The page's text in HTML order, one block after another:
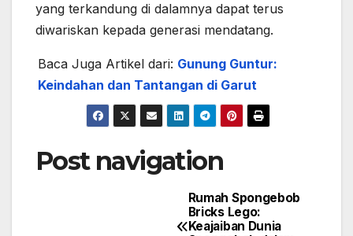
yang terkandung di dalamnya dapat terus
diwariskan kepada generasi mendatang.
Baca Juga Artikel dari: Gunung Guntur:
Keindahan dan Tantangan di Garut
Post navigation
Rumah Spongebob
Bricks Lego:
Keajaiban Dunia